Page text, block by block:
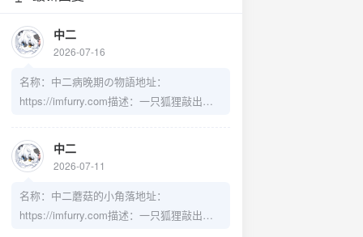
中二
2026-07-16
名称：中二病晚期の物語地址：
https://imfurry.com描述：一只狐狸敲出的
imfurry.imfurry.com/avatar/zebwqFurryAvat
ar.png
中二
2026-07-11
名称：中二蘑菇的小角落地址：
https://imfurry.com描述：一只狐狸敲出的